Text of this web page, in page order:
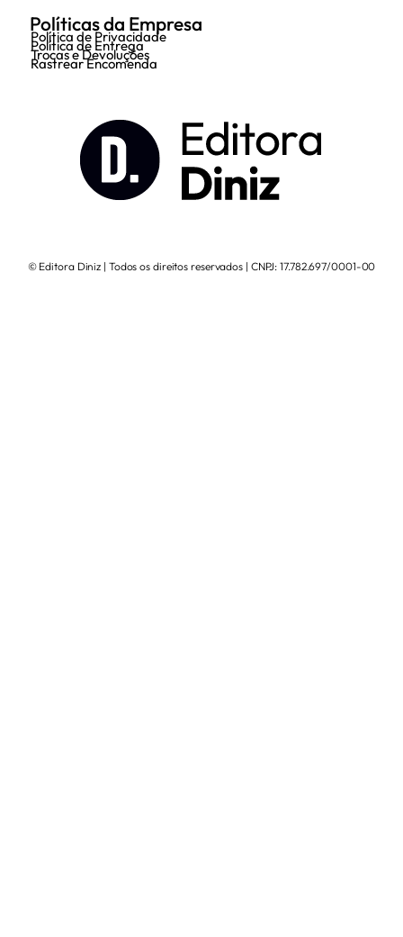
Políticas da Empresa
Política de Privacidade
Política de Entrega
Trocas e Devoluções
Rastrear Encomenda
© Editora Diniz | Todos os direitos reservados | CNPJ: 17.782.697/0001-00